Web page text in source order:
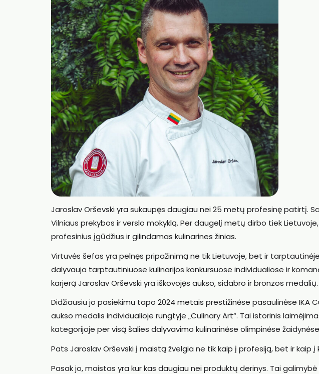
Jaroslav Orševski yra sukaupęs daugiau nei 25 metų profesinę patirtį.
Vilniaus prekybos ir verslo mokyklą. Per daugelį metų dirbo tiek
profesinius įgūdžius ir gilindamas kulinarines žinias.
Virtuvės šefas yra pelnęs pripažinimą ne tik Lietuvoje, bet ir
dalyvauja tarptautiniuose kulinarijos konkursuose individualiose ir
karjerą Jaroslav Orševski yra iškovojęs aukso, sidabro ir bronzos medalių.
Didžiausiu jo pasiekimu tapo 2024 metais prestižinėse pasaulinėse IKA
aukso medalis individualioje rungtyje „Culinary Art“. Tai istorinis
kategorijoje per visą šalies dalyvavimo kulinarinėse olimpinėse
Pats Jaroslav Orševski į maistą žvelgia ne tik kaip į profesiją, bet ir kaip
Pasak jo, maistas yra kur kas daugiau nei produktų derinys. Tai